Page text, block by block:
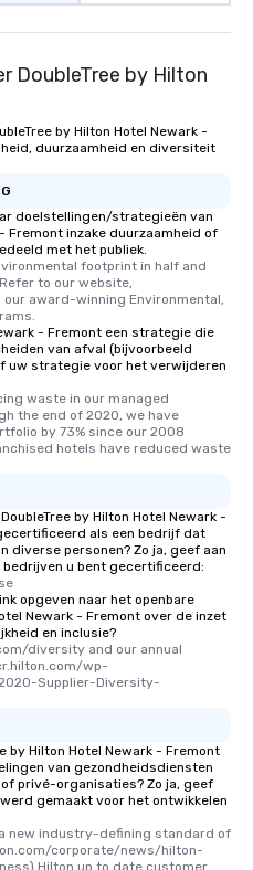
DoubleTree by Hilton
by Hilton Hotel Newark -
duurzaamheid en diversiteit
doelstellingen/strategieën van
Fremont inzake duurzaamheid of
met het publiek.
footprint in half and
to our website,
award-winning Environmental,
- Fremont een strategie die
van afval (bijvoorbeeld
uw strategie voor het verwijderen
waste in our managed
the end of 2020, we have
by 73% since our 2008
hotels have reduced waste
by Hilton Hotel Newark -
als een bedrijf dat
diverse personen? Zo ja, geef aan
u bent gecertificeerd:
opgeven naar het openbare
Newark - Fremont over de inzet
en inclusie?
diversity and our annual
wp-
Supplier-Diversity-
by Hilton Hotel Newark - Fremont
van gezondheidsdiensten
privé-organisaties? Zo ja, geef
gemaakt voor het ontwikkelen
a new industry-defining standard of
corporate/news/hilton-